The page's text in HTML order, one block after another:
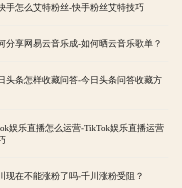
手怎么艾特粉丝-快手粉丝艾特技巧
分享网易云音乐成-如何晒云音乐歌单？
头条怎样收藏问答-今日头条问答收藏方
娱乐直播怎么运营-TikTok娱乐直播运营
现在不能涨粉了吗-千川涨粉受阻？